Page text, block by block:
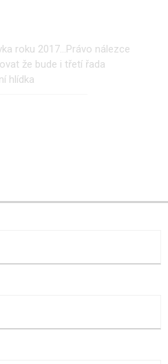
roku 2017...Právo nálezce
že bude i třetí řada
hlídka